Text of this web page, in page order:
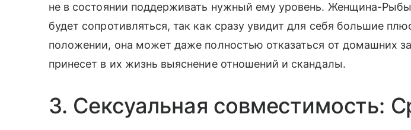
не в состоянии поддерживать нужный ему уровень. Женщина-
будет сопротивляться, так как сразу увидит для себя большие
положении, она может даже полностью отказаться от домашних
принесет в их жизнь выяснение отношений и скандалы.
3. Сексуальная совместимость: